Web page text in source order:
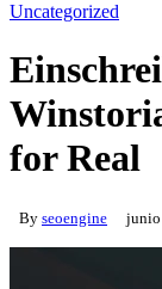
Uncategorized
for Real
By seoengine junio